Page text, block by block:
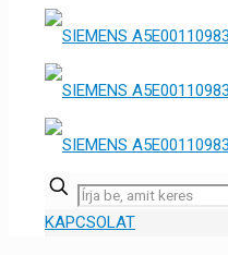
KAPCSOLAT